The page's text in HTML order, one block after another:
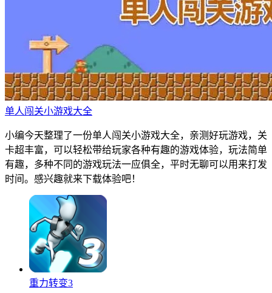
单人闯关小游戏大全
小编今天整理了一份单人闯关小游戏大全，亲测好玩游戏，关
卡超丰富，可以轻松带给玩家各种有趣的游戏体验，玩法简单
有趣，多种不同的游戏玩法一应俱全，平时无聊可以用来打发
时间。感兴趣就来下载体验吧！
重力转变3